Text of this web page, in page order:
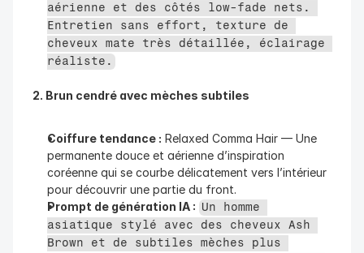
aérienne et des côtés low-fade nets.
Entretien sans effort, texture de
cheveux mate très détaillée, éclairage
réaliste.
2. Brun cendré avec mèches subtiles
Coiffure tendance : Relaxed Comma Hair — Une
permanente douce et aérienne d’inspiration
coréenne qui se courbe délicatement vers l’intérieur
pour découvrir une partie du front.
Prompt de génération IA : Un homme
asiatique stylé avec des cheveux Ash
Brown et de subtiles mèches plus